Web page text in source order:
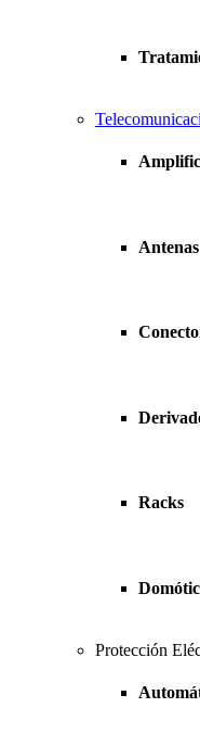
Antenas
Racks
Protección